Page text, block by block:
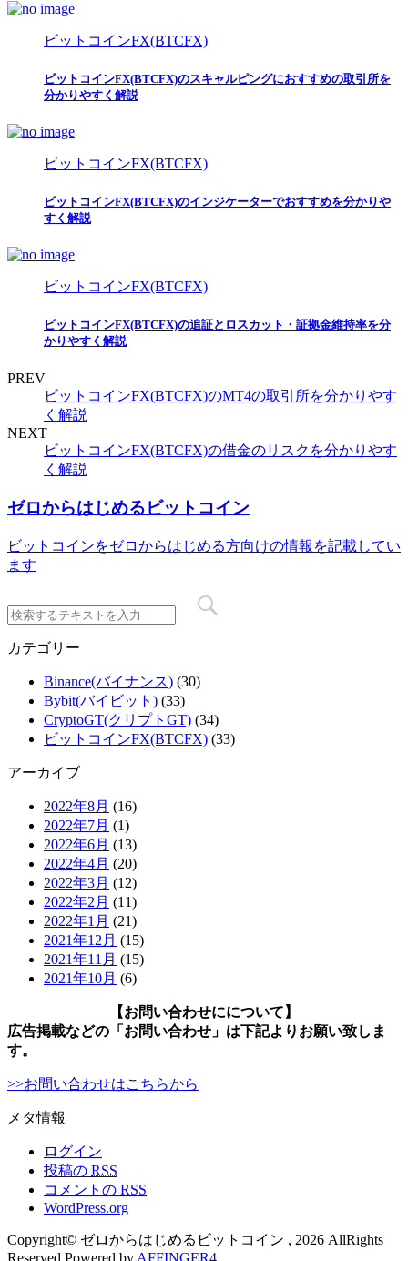
ビットコインFX(BTCFX)
ビットコインFX(BTCFX)のスキャルピングにおすすめの取引所を
分かりやすく解説
ビットコインFX(BTCFX)
ビットコインFX(BTCFX)のインジケーターでおすすめを分かりや
すく解説
ビットコインFX(BTCFX)
ビットコインFX(BTCFX)の追証とロスカット・証拠金維持率を分
かりやすく解説
PREV
ビットコインFX(BTCFX)のMT4の取引所を分かりやす
く解説
NEXT
ビットコインFX(BTCFX)の借金のリスクを分かりやす
く解説
ゼロからはじめるビットコイン
ビットコインをゼロからはじめる方向けの情報を記載してい
ます
カテゴリー
Binance(バイナンス) (30)
Bybit(バイビット) (33)
CryptoGT(クリプトGT) (34)
ビットコインFX(BTCFX) (33)
アーカイブ
2022年8月 (16)
2022年7月 (1)
2022年6月 (13)
2022年4月 (20)
2022年3月 (12)
2022年2月 (11)
2022年1月 (21)
2021年12月 (15)
2021年11月 (15)
2021年10月 (6)
【お問い合わせにについて】
広告掲載などの「お問い合わせ」は下記よりお願い致しま
す。
>>お問い合わせはこちらから
メタ情報
ログイン
投稿の RSS
コメントの RSS
WordPress.org
Copyright© ゼロからはじめるビットコイン , 2026 AllRights
Reserved Powered by AFFINGER4